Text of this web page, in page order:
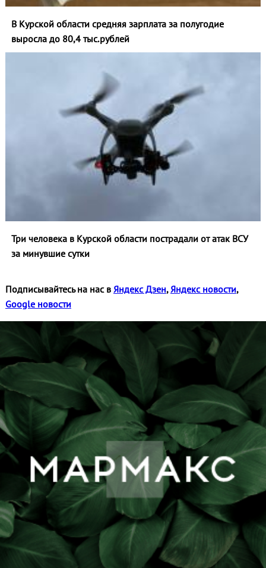
В Курской области средняя зарплата за полугодие
выросла до 80,4 тыс.рублей
Три человека в Курской области пострадали от атак ВСУ
за минувшие сутки
Подписывайтесь на нас в Яндекс Дзен, Яндекс новости,
Google новости